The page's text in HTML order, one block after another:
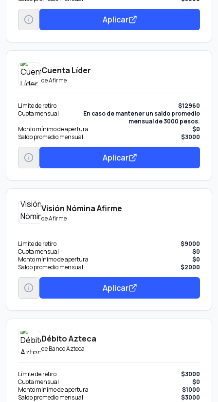
Aplicar
Cuenta Líder
deAfirme
Límite de retiro
$12960
Cuota mensual
En caso de mantener un saldo promedio
mensual de 3000 pesos.
Monto mínimo de apertura
$0
Saldo promedio mensual
$3000
Aplicar
Visión Nómina Afirme
deAfirme
Límite de retiro
$9000
Cuota mensual
$0
Monto mínimo de apertura
$0
Saldo promedio mensual
$2000
Aplicar
Débito Azteca
deBanco Azteca
Límite de retiro
$3000
Cuota mensual
$0
Monto mínimo de apertura
$1000
Saldo promedio mensual
$3000